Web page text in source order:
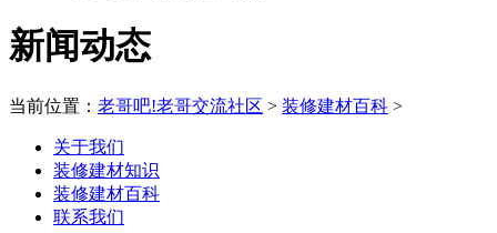
新闻动态
当前位置： 老哥吧!老哥交流社区 > 装修建材百科 >
关于我们
装修建材知识
装修建材百科
联系我们